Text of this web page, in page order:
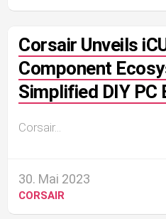
Corsair Unveils
Component
Simplified DIY PC
Corsair...
30. Mai 2023
CORSAIR